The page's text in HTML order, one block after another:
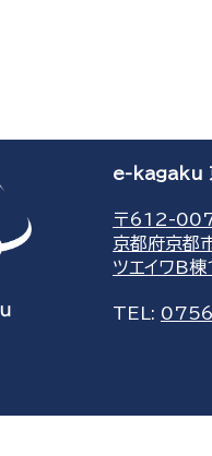
e-kagaku
〒612-
京都府京都
ツエイワB棟
TEL: